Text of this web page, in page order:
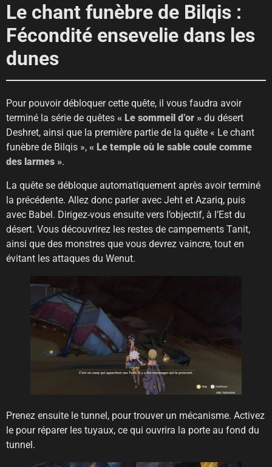
Le chant funèbre de Bilqis :
Fécondité ensevelie dans les
dunes
Pour pouvoir débloquer cette quête, il vous faudra avoir
terminé la série de quêtes « Le sommeil d’or » du désert
Deshret, ainsi que la première partie de la quête « Le chant
funèbre de Bilqis », « Le temple où le sable coule comme
des larmes ».
La quête se débloque automatiquement après avoir terminé
la précédente. Allez donc parler avec Jeht et Azariq, puis
avec Babel. Dirigez-vous ensuite vers l’objectif, à l’Est du
désert. Vous découvrirez les restes de campements Tanit,
ainsi que des monstres que vous devrez vaincre, tout en
évitant les attaques du Wenut.
Prenez ensuite le tunnel, pour trouver un mécanisme. Activez
le pour réparer les tuyaux, ce qui ouvrira la porte au fond du
tunnel.